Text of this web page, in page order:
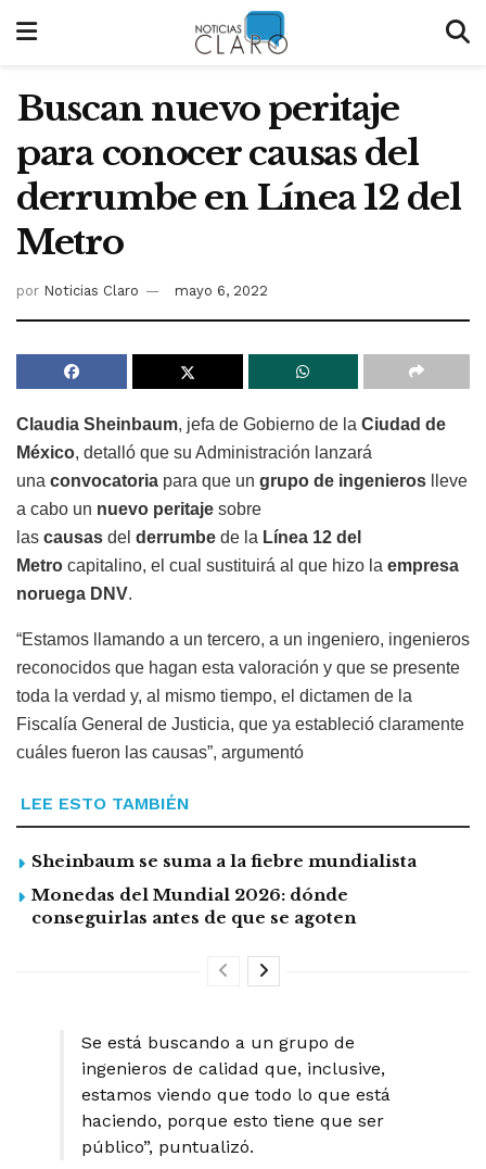
Buscan nuevo peritaje
para conocer causas del
derrumbe en Línea 12 del
Metro
por Noticias Claro mayo 6, 2022
Claudia Sheinbaum, jefa de Gobierno de la Ciudad de
México, detalló que su Administración lanzará
una convocatoria para que un grupo de ingenieros lleve
a cabo un nuevo peritaje sobre
las causas del derrumbe de la Línea 12 del
Metro capitalino, el cual sustituirá al que hizo la empresa
noruega DNV.
“Estamos llamando a un tercero, a un ingeniero, ingenieros
reconocidos que hagan esta valoración y que se presente
toda la verdad y, al mismo tiempo, el dictamen de la
Fiscalía General de Justicia, que ya estableció claramente
cuáles fueron las causas”, argumentó
LEE ESTO TAMBIÉN
Sheinbaum se suma a la fiebre mundialista
Monedas del Mundial 2026: dónde
conseguirlas antes de que se agoten
Se está buscando a un grupo de
ingenieros de calidad que, inclusive,
estamos viendo que todo lo que está
haciendo, porque esto tiene que ser
público”, puntualizó.